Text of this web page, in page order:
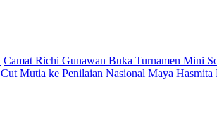
Camat Richi Gunawan Buka Turnamen Mini
Mutia ke Penilaian Nasional Maya Hasmita